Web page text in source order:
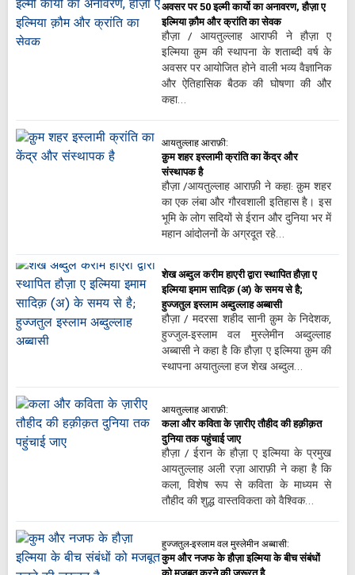
अवसर पर 50 इल्मी कार्यो का अनावरण, हौज़ा ए
इल्मिया क़ौम और क्रांति का सेवक
हौज़ा / आयतुल्लाह आराफी ने हौज़ा ए
इल्मिया क़ुम की स्थापना के शताब्दी वर्ष के
अवसर पर आयोजित होने वाली भव्य वैज्ञानिक
और ऐतिहासिक बैठक की घोषणा की और
कहा…
आयतुल्लाह आराफ़ी:
क़ुम शहर इस्लामी क्रांति का केंद्र और
संस्थापक है
हौज़ा /आयतुल्लाह आराफ़ी ने कहा: क़ुम शहर
का एक लंबा और गौरवशाली इतिहास है। इस
भूमि के लोग सदियों से ईरान और दुनिया भर में
महान आंदोलनों के अग्रदूत रहे…
शेख अब्दुल करीम हाएरी द्वारा स्थापित हौज़ा ए
इल्मिया इमाम सादिक़ (अ) के समय से है;
हुज्जतुल इस्लाम अब्दुल्लाह अब्बासी
हौज़ा / मदरसा शहीद सानी क़ुम के निदेशक,
हुज्जुल-इस्लाम वल मुस्लेमीन अब्दुल्लाह
अब्बासी ने कहा है कि हौज़ा ए इल्मिया क़ुम की
स्थापना अयातुल्ला हज शेख अब्दुल…
आयतुल्लाह आराफ़ी:
कला और कविता के ज़ारीए तौहीद की हक़ीक़त
दुनिया तक पहुंचाई जाए
हौज़ा / ईरान के हौज़ा ए इल्मिया के प्रमुख
आयतुल्लाह अली रज़ा आराफ़ी ने कहा है कि
कला, विशेष रूप से कविता के माध्यम से
तौहीद की शुद्ध वास्तविकता को वैश्विक…
हुज्जतुल-इस्लाम वल मुस्लेमीन अब्बासी:
कुम और नजफ के हौज़ा इल्मिया के बीच संबंधों